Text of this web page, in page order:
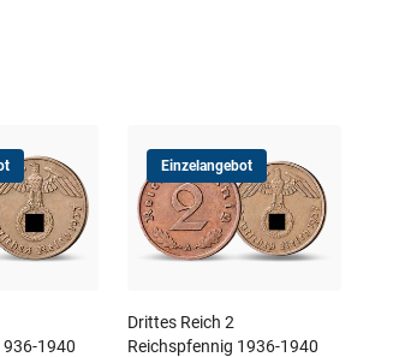
1940
Einzelangebot
Drittes Reich 2
Reichspfennig 1936-1940